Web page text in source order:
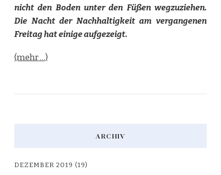
nicht den Boden unter den Füßen wegzuziehen.
Die Nacht der Nachhaltigkeit am vergangenen
Freitag hat einige aufgezeigt.
(mehr …)
ARCHIV
DEZEMBER 2019 (19)